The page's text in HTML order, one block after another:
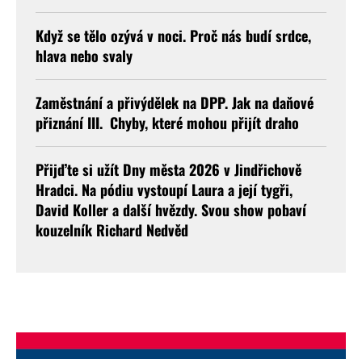
Když se tělo ozývá v noci. Proč nás budí srdce,
hlava nebo svaly
Zaměstnání a přivýdělek na DPP. Jak na daňové
přiznání III. Chyby, které mohou přijít draho
Přijďte si užít Dny města 2026 v Jindřichově
Hradci. Na pódiu vystoupí Laura a její tygři,
David Koller a další hvězdy. Svou show pobaví
kouzelník Richard Nedvěd